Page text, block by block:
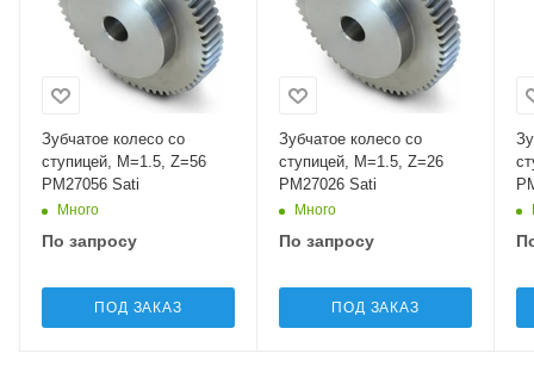
Зубчатое колесо со
ступицей, M=1.5, Z=56
PM27056 Sati
Много
По запросу
ПОД ЗАКАЗ
Зубчатое колесо со
ступицей, M=1.5, Z=26
PM27026 Sati
Много
По запросу
ПОД ЗАКАЗ